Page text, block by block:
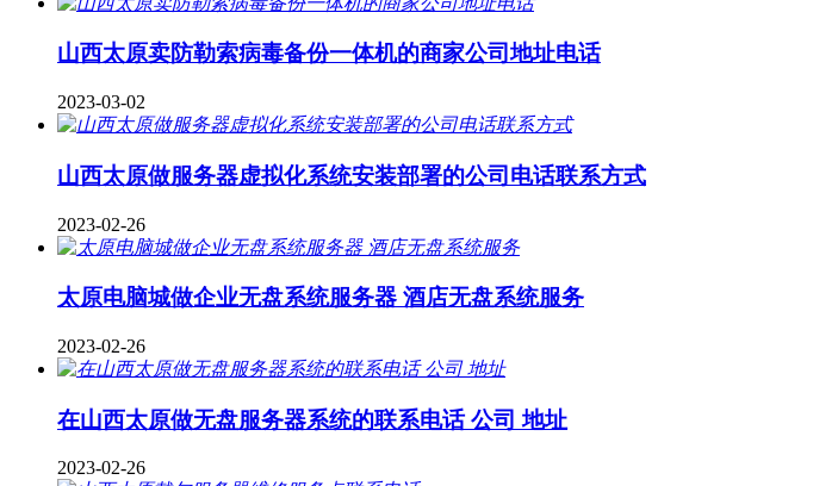
山西太原卖防勒索病毒备份一体机的商家公司地址电话
2023-03-02
山西太原做服务器虚拟化系统安装部署的公司电话联系方式
2023-02-26
太原电脑城做企业无盘系统服务器 酒店无盘系统服务
2023-02-26
在山西太原做无盘服务器系统的联系电话 公司 地址
2023-02-26